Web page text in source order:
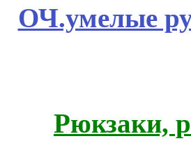
ОЧ.умелые
Рюкзаки,